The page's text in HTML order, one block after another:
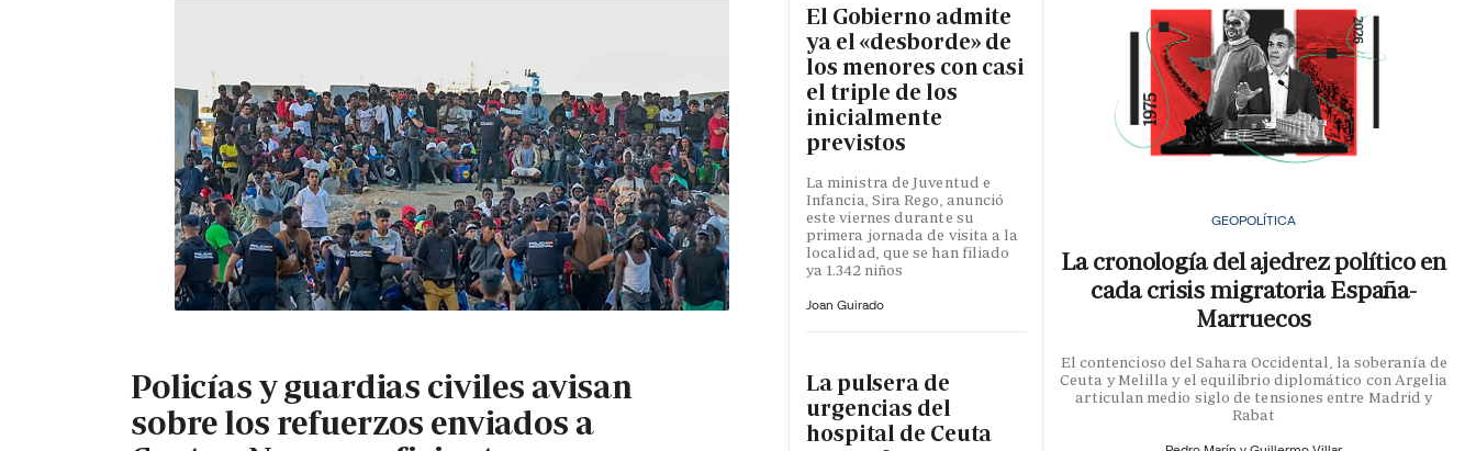
Policías y guardias civiles avisan
sobre los refuerzos enviados a
El Gobierno admite
ya el «desborde» de
los menores con casi
el triple de los
inicialmente
previstos
La ministra de Juventud e
Infancia, Sira Rego, anunció
este viernes durante su
primera jornada de visita a la
localidad, que se han filiado
ya 1.342 niños
Joan Guirado
La pulsera de
urgencias del
hospital de Ceuta
GEOPOLÍTICA
La cronología del ajedrez político en
cada crisis migratoria España-
Marruecos
El contencioso del Sahara Occidental, la soberanía de
Ceuta y Melilla y el equilibrio diplomático con Argelia
articulan medio siglo de tensiones entre Madrid y
Rabat